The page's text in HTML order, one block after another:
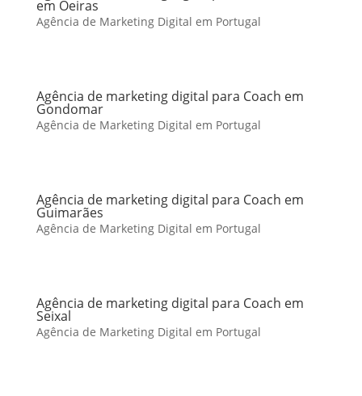
em Oeiras
Agência de Marketing Digital em Portugal
Agência de marketing digital para Coach em
Gondomar
Agência de Marketing Digital em Portugal
Agência de marketing digital para Coach em
Guimarães
Agência de Marketing Digital em Portugal
Agência de marketing digital para Coach em
Seixal
Agência de Marketing Digital em Portugal